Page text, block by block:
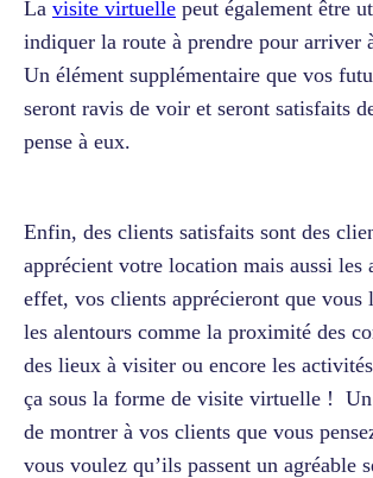
La visite virtuelle peut également être
indiquer la route à prendre pour arriver
Un élément supplémentaire que vos
seront ravis de voir et seront satisfaits
pense à eux.
Enfin, des clients satisfaits sont des
apprécient votre location mais aussi les
effet, vos clients apprécieront que vous
les alentours comme la proximité des
des lieux à visiter ou encore les
ça sous la forme de visite virtuelle !
de montrer à vos clients que vous
vous voulez qu’ils passent un agréable